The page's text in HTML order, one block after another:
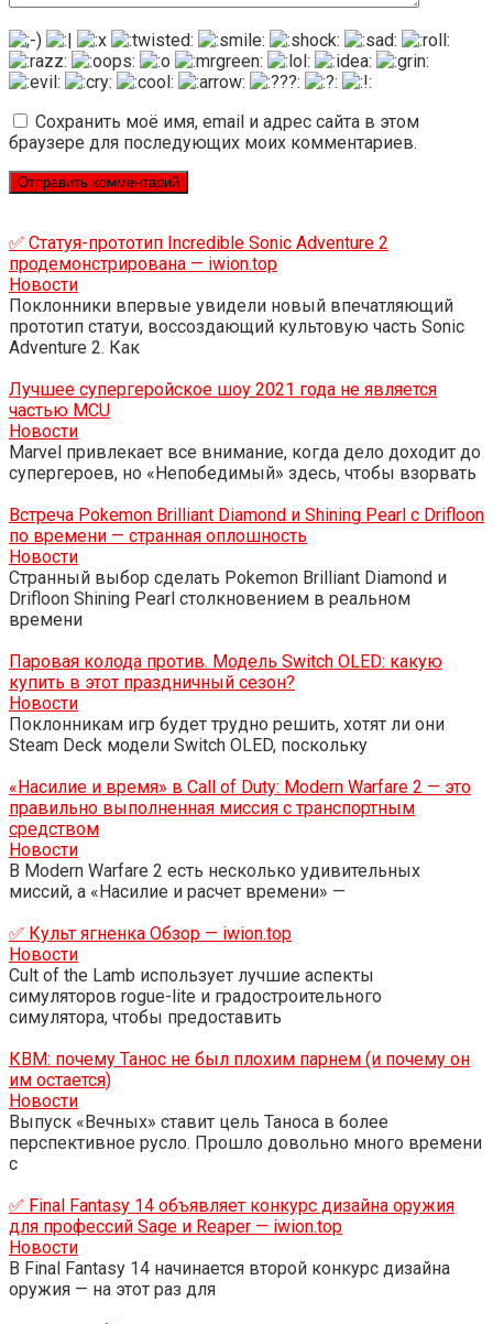
Сохранить моё имя, email и адрес сайта в этом
браузере для последующих моих комментариев.
✅ Статуя-прототип Incredible Sonic Adventure 2
продемонстрирована — iwion.top
Новости
Поклонники впервые увидели новый впечатляющий
прототип статуи, воссоздающий культовую часть Sonic
Adventure 2. Как
Лучшее супергеройское шоу 2021 года не является
частью MCU
Новости
Marvel привлекает все внимание, когда дело доходит до
супергероев, но «Непобедимый» здесь, чтобы взорвать
Встреча Pokemon Brilliant Diamond и Shining Pearl с Drifloon
по времени — странная оплошность
Новости
Странный выбор сделать Pokemon Brilliant Diamond и
Drifloon Shining Pearl столкновением в реальном
времени
Паровая колода против. Модель Switch OLED: какую
купить в этот праздничный сезон?
Новости
Поклонникам игр будет трудно решить, хотят ли они
Steam Deck модели Switch OLED, поскольку
«Насилие и время» в Call of Duty: Modern Warfare 2 — это
правильно выполненная миссия с транспортным
средством
Новости
В Modern Warfare 2 есть несколько удивительных
миссий, а «Насилие и расчет времени» —
✅ Культ ягненка Обзор — iwion.top
Новости
Cult of the Lamb использует лучшие аспекты
симуляторов rogue-lite и градостроительного
симулятора, чтобы предоставить
КВМ: почему Танос не был плохим парнем (и почему он
им остается)
Новости
Выпуск «Вечных» ставит цель Таноса в более
перспективное русло. Прошло довольно много времени
с
✅ Final Fantasy 14 объявляет конкурс дизайна оружия
для профессий Sage и Reaper — iwion.top
Новости
В Final Fantasy 14 начинается второй конкурс дизайна
оружия — на этот раз для